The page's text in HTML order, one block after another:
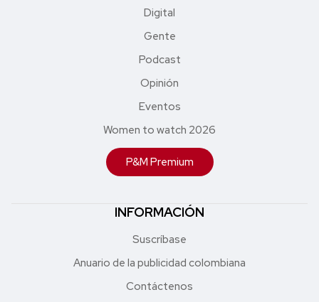
Digital
Gente
Podcast
Opinión
Eventos
Women to watch 2026
P&M Premium
INFORMACIÓN
Suscríbase
Anuario de la publicidad colombiana
Contáctenos